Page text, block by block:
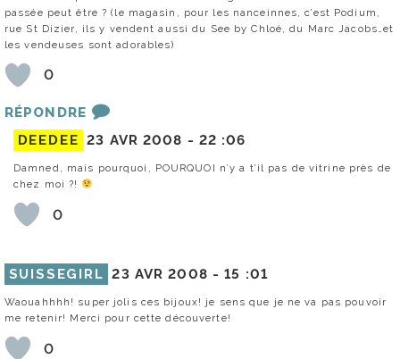
passée peut être ? (le magasin, pour les nanceinnes, c’est Podium,
rue St Dizier, ils y vendent aussi du See by Chloé, du Marc Jacobs…et
les vendeuses sont adorables)
0
RÉPONDRE
DEEDEE 23 AVR 2008 - 22 :06
Damned, mais pourquoi, POURQUOI n’y a t’il pas de vitrine près de
chez moi ?!
0
SUISSEGIRL 23 AVR 2008 -15 :01
Waouahhhh! super jolis ces bijoux! je sens que je ne va pas pouvoir
me retenir! Merci pour cette découverte!
0